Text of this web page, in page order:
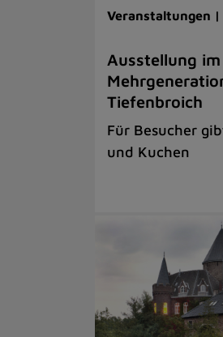
Veranstaltungen |
Ausstellung im
Tiefenbroich
Für Besucher
und Kuchen